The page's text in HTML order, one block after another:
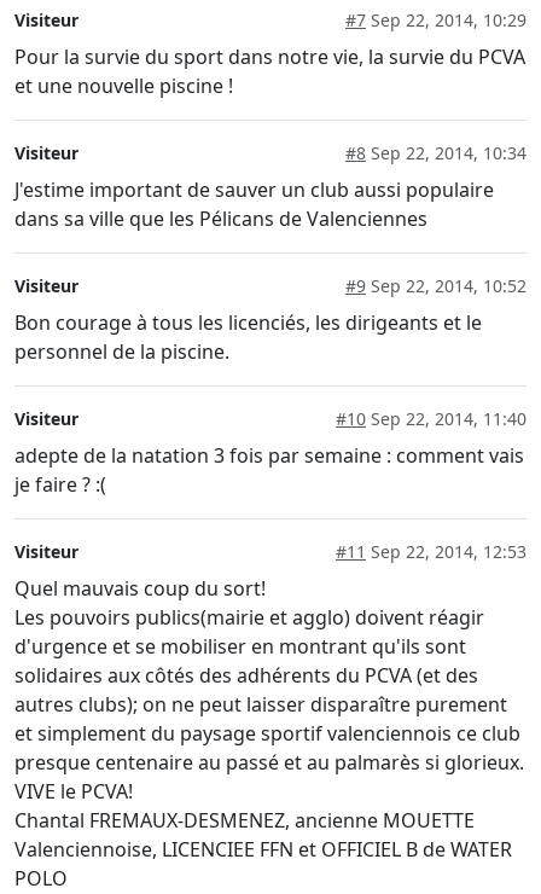
Visiteur #7 Sep 22, 2014, 10:29
Pour la survie du sport dans notre vie, la survie du PCVA
et une nouvelle piscine !
Visiteur #8 Sep 22, 2014, 10:34
J'estime important de sauver un club aussi populaire
dans sa ville que les Pélicans de Valenciennes
Visiteur #9 Sep 22, 2014, 10:52
Bon courage à tous les licenciés, les dirigeants et le
personnel de la piscine.
Visiteur #10 Sep 22, 2014, 11:40
adepte de la natation 3 fois par semaine : comment vais
je faire ? :(
Visiteur #11 Sep 22, 2014, 12:53
Quel mauvais coup du sort!
Les pouvoirs publics(mairie et agglo) doivent réagir
d'urgence et se mobiliser en montrant qu'ils sont
solidaires aux côtés des adhérents du PCVA (et des
autres clubs); on ne peut laisser disparaître purement
et simplement du paysage sportif valenciennois ce club
presque centenaire au passé et au palmarès si glorieux.
VIVE le PCVA!
Chantal FREMAUX-DESMENEZ, ancienne MOUETTE
Valenciennoise, LICENCIEE FFN et OFFICIEL B de WATER
POLO